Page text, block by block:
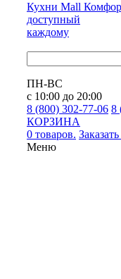
Кухни Mall
доступный
каждому
ПН-ВС
с 10:00 до 20:00
8 (800) 302-77-06 8
КОРЗИНА
0 товаров.
Меню